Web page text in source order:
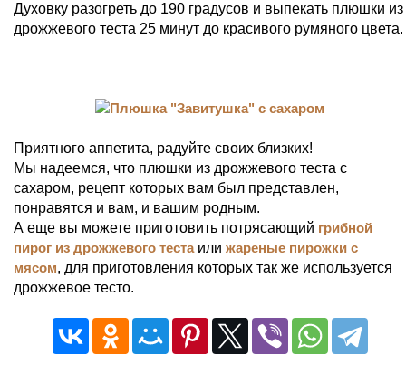
Духовку разогреть до 190 градусов и выпекать плюшки из
дрожжевого теста 25 минут до красивого румяного цвета.
Приятного аппетита, радуйте своих близких!
Мы надеемся, что плюшки из дрожжевого теста с
сахаром, рецепт которых вам был представлен,
понравятся и вам, и вашим родным.
А еще вы можете приготовить потрясающий грибной
пирог из дрожжевого тестаили жареные пирожки с
мясом, для приготовления которых так же используется
дрожжевое тесто.